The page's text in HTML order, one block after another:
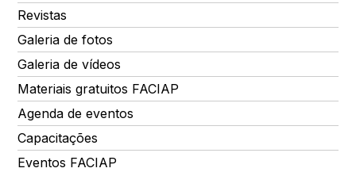
Revistas
Galeria de fotos
Galeria de vídeos
Materiais gratuitos FACIAP
Agenda de eventos
Capacitações
Eventos FACIAP